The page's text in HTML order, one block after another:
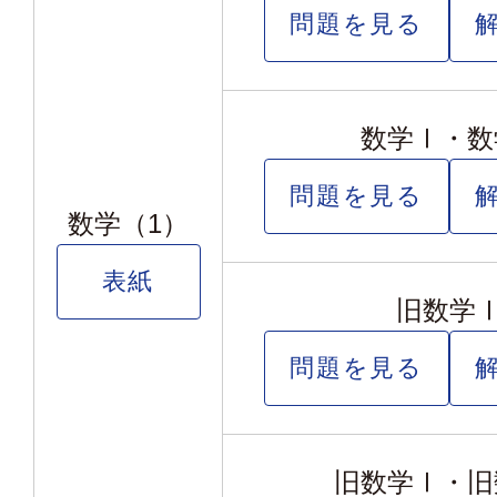
数学（1）
表紙
問題を見る
数学Ⅰ・数
問題を見る
旧数学
問題を見る
旧数学Ⅰ・